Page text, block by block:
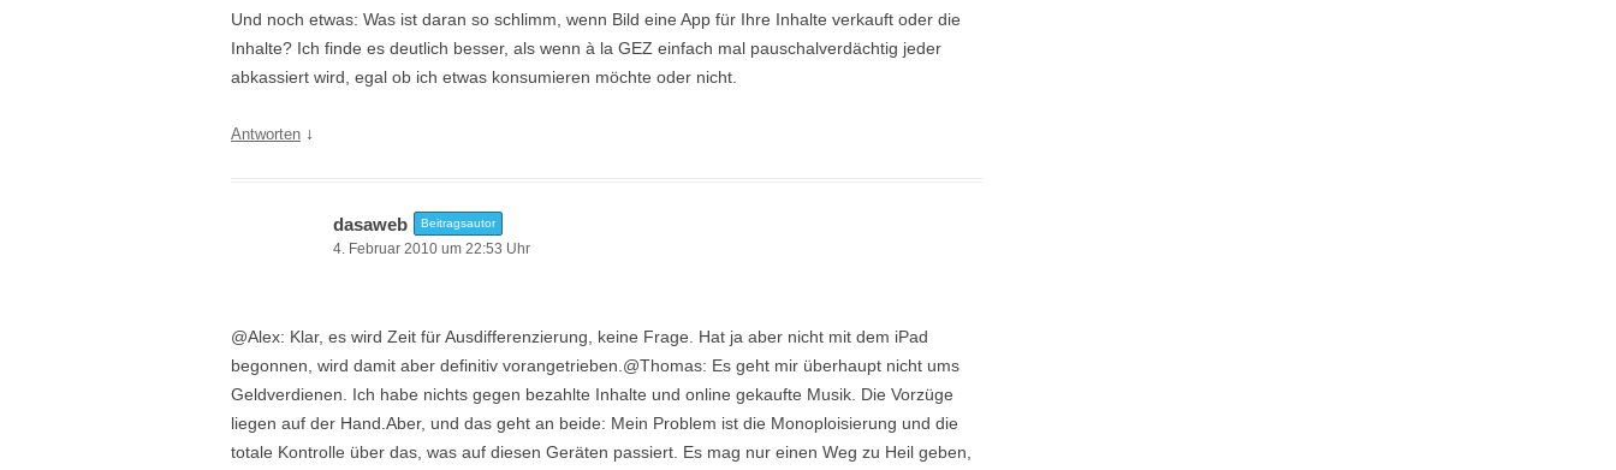
Und noch etwas: Was ist daran so schlimm, wenn Bild eine App für Ihre Inhalte verkauft oder die
Inhalte? Ich finde es deutlich besser, als wenn à la GEZ einfach mal pauschalverdächtig jeder
abkassiert wird, egal ob ich etwas konsumieren möchte oder nicht.
Antworten ↓
dasaweb Beitragsautor
4. Februar 2010 um 22:53 Uhr
@Alex: Klar, es wird Zeit für Ausdifferenzierung, keine Frage. Hat ja aber nicht mit dem iPad
begonnen, wird damit aber definitiv vorangetrieben.@Thomas: Es geht mir überhaupt nicht ums
Geldverdienen. Ich habe nichts gegen bezahlte Inhalte und online gekaufte Musik. Die Vorzüge
liegen auf der Hand.Aber, und das geht an beide: Mein Problem ist die Monoploisierung und die
totale Kontrolle über das, was auf diesen Geräten passiert. Es mag nur einen Weg zu Heil geben,